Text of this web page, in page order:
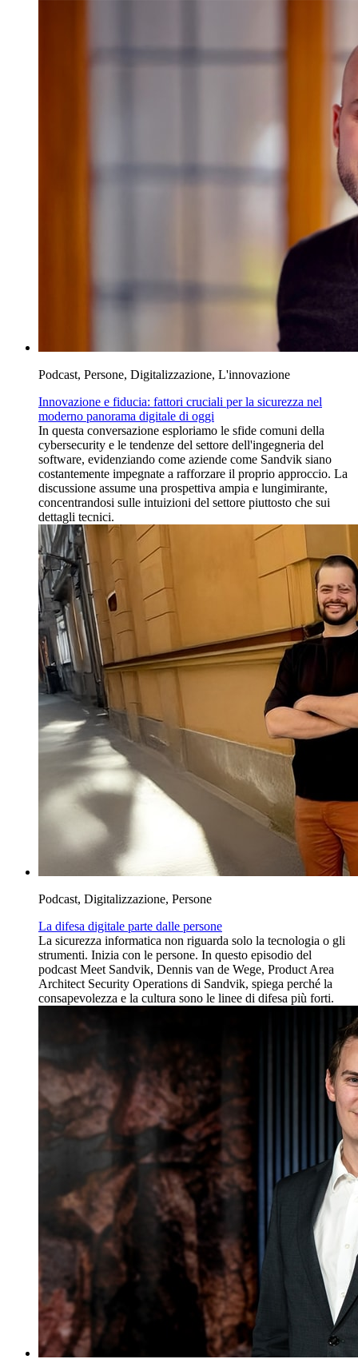
Podcast, Persone, Digitalizzazione, L'innovazione
Innovazione e fiducia: fattori cruciali per la sicurezza nel
moderno panorama digitale di oggi
In questa conversazione esploriamo le sfide comuni della
cybersecurity e le tendenze del settore dell'ingegneria del
software, evidenziando come aziende come Sandvik siano
costantemente impegnate a rafforzare il proprio approccio. La
discussione assume una prospettiva ampia e lungimirante,
concentrandosi sulle intuizioni del settore piuttosto che sui
dettagli tecnici.
Podcast, Digitalizzazione, Persone
La difesa digitale parte dalle persone
La sicurezza informatica non riguarda solo la tecnologia o gli
strumenti. Inizia con le persone. In questo episodio del
podcast Meet Sandvik, Dennis van de Wege, Product Area
Architect Security Operations di Sandvik, spiega perché la
consapevolezza e la cultura sono le linee di difesa più forti.